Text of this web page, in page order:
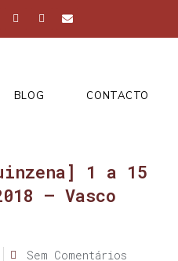
BLOG CONTACTO
1 a 15
– Vasco
Sem Comentários